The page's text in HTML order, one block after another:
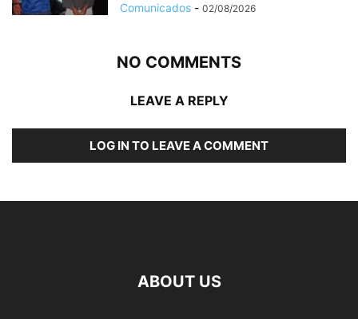
Comunicados - 02/08/2026
NO COMMENTS
LEAVE A REPLY
LOG IN TO LEAVE A COMMENT
ABOUT US